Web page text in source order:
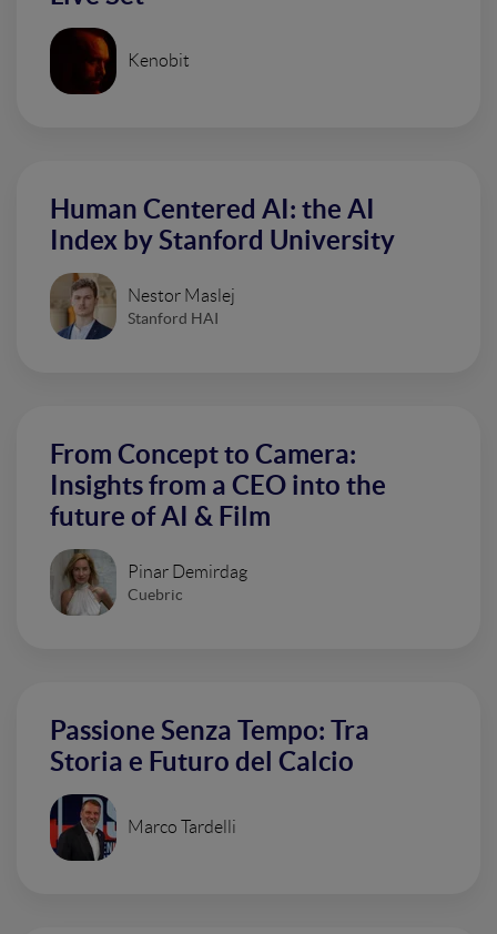
Kenobit
Human Centered AI: the AI
Index by Stanford University
Nestor Maslej
Stanford HAI
From Concept to Camera:
Insights from a CEO into the
future of AI & Film
Pinar Demirdag
Cuebric
Passione Senza Tempo: Tra
Storia e Futuro del Calcio
Marco Tardelli